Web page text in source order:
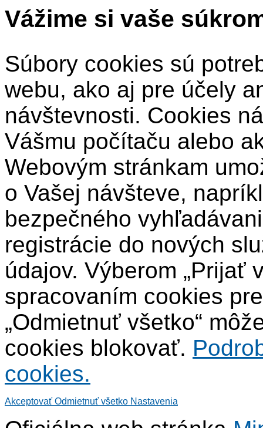
Vážime si vaše
Súbory cookies sú
webu, ako aj pre účely
návštevnosti. Cookies
Vášmu počítaču alebo
Webovým stránkam
o Vašej návšteve,
bezpečného
registrácie do nových
údajov. Výberom „Prijať
spracovaním cookies
„Odmietnuť všetko“
cookies blokovať.
cookies.
Akceptovať Odmietnuť všetko Nastavenia